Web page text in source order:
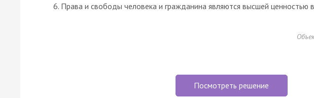
Права и свободы человека и гражданина являются высшей ценностью
Посмотреть решение